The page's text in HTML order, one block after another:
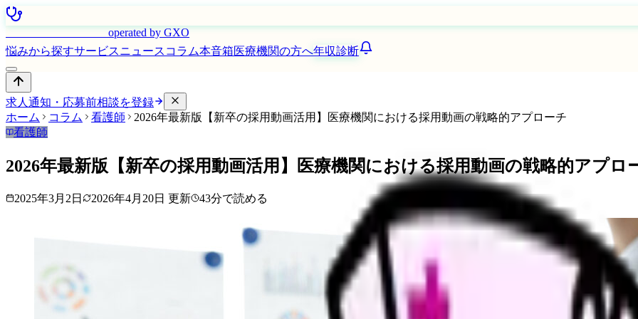
operated by GXO
悩みから探すサービスニュース コラム本音箱医療機関の方へ年収診断
求人通知・応募前相談を登録
ホーム
コラム 看護師
2026年最新版【新卒の採用動画活用】医療機関における採用動画の戦略的アプローチ
看護師
2026年最新版【新卒の採用動画活用】医療機関における採用動画の戦略的アプロ
2025年3月2日 2026年4月20日 更新 43分で読める